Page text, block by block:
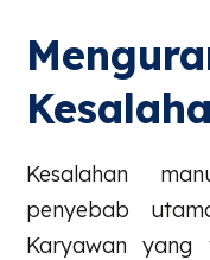
Kesalahan
penyebab
Karyawan yang